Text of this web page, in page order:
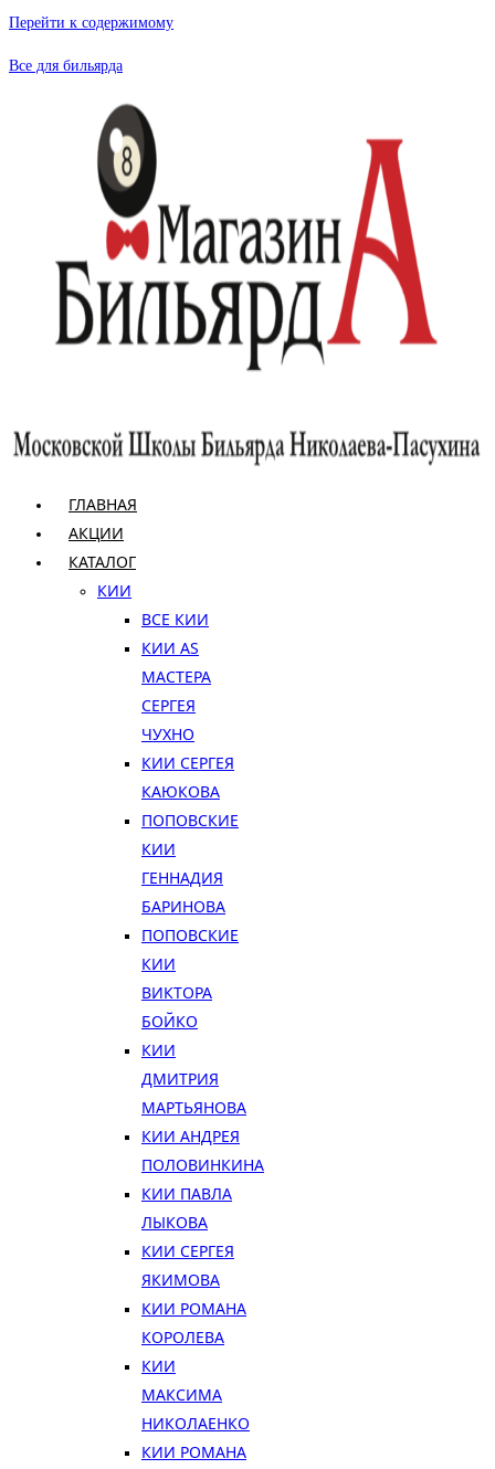
Перейти к содержимому
Все для бильярда
ГЛАВНАЯ
АКЦИИ
КАТАЛОГ
КИИ
ВСЕ КИИ
КИИ AS
МАСТЕРА
СЕРГЕЯ
ЧУХНО
КИИ СЕРГЕЯ
КАЮКОВА
ПОПОВСКИЕ
КИИ
ГЕННАДИЯ
БАРИНОВА
ПОПОВСКИЕ
КИИ
ВИКТОРА
БОЙКО
КИИ
ДМИТРИЯ
МАРТЬЯНОВА
КИИ АНДРЕЯ
ПОЛОВИНКИНА
КИИ ПАВЛА
ЛЫКОВА
КИИ СЕРГЕЯ
ЯКИМОВА
КИИ РОМАНА
КОРОЛЕВА
КИИ
МАКСИМА
НИКОЛАЕНКО
КИИ РОМАНА